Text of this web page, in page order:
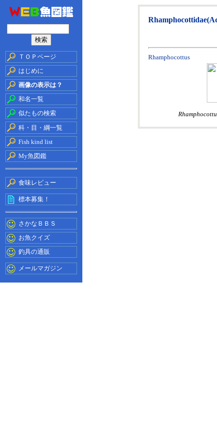
ＴＯＰページ
はじめに
画像の表示は？
和名一覧
似たもの検索
科・目・綱一覧
Fish kind list
My魚図鑑
食味レビュー
標本募集！
さかなＢＢＳ
お魚クイズ
釣具の通販
メールマガジン
Rhamphocottus